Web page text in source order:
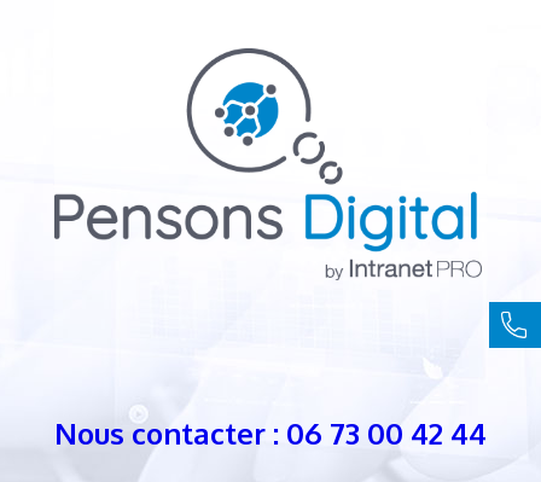
Nous contacter : 06 73 00 42 44